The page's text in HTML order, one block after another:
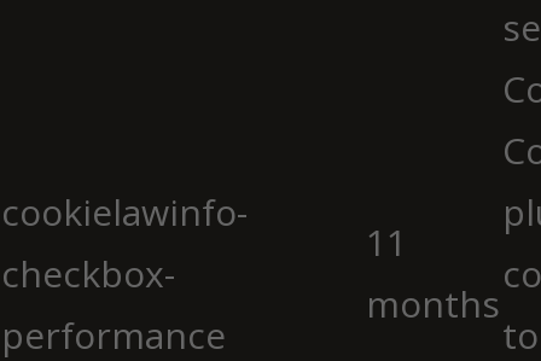
cookielawinfo-
checkbox-
performance
11
months